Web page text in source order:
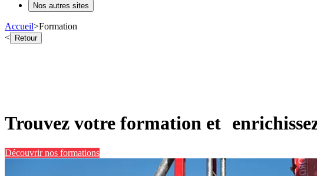
Nos autres sites
Accueil>Formation
< Retour
Trouvez votre formation et
Découvrir nos formations